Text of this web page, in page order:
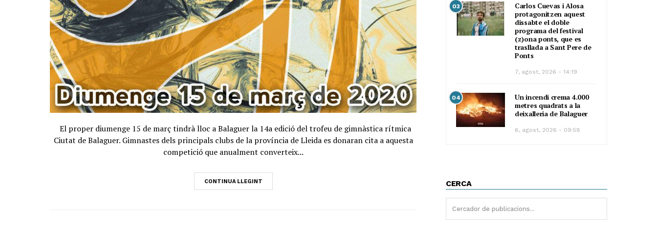
El proper diumenge 15 de març tindrà lloc a Balaguer la 14a edició del trofeu de gimnàstica rítmica
Ciutat de Balaguer. Gimnastes dels principals clubs de la província de Lleida es donaran cita a aquesta
competició que anualment converteix...
CONTINUA LLEGINT
03
Carlos Cuevas i Alosa
protagonitzen aquest
dissabte el doble
programa del festival
(z)ona ponts, que es
trasllada a Sant Pere de
Ponts
7, agost, 2026 - 14:19
04
Un incendi crema 4.000
metres quadrats a la
deixalleria de Balaguer
6, agost, 2026 - 09:58
CERCA